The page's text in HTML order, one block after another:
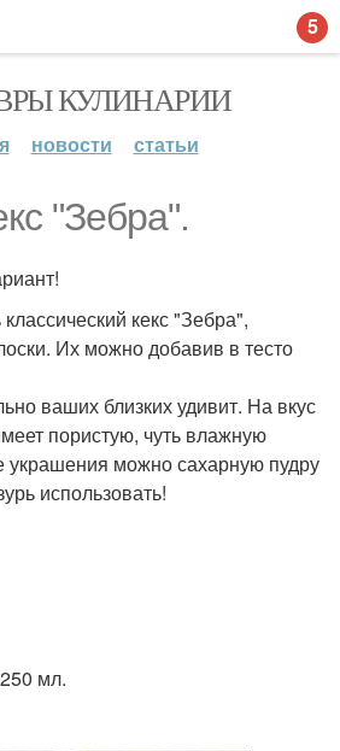
КУЛИНАРИИ
новости статьи
"Зебра".
кекс "Зебра",
Их можно добавив в тесто
ваших близких удивит. На вкус
пористую, чуть влажную
украшения можно сахарную пудру
использовать!
мл.
5